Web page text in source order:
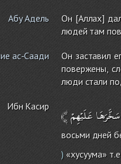
Абу Адель
Он [Аллах]
людей там
ас-Саади
Он заставил
повержены,
люди стали
Ибн Касир ﴾ سَخَّرَهَاعَلَيْهِمْ
восьми дней
)«хусуума»